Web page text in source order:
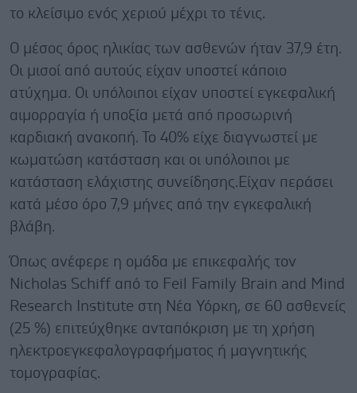
το κλείσιμο ενός χεριού μέχρι το τένις.
Ο μέσος όρος ηλικίας των ασθενών ήταν 37,9 έτη.
Οι μισοί από αυτούς είχαν υποστεί κάποιο
ατύχημα. Οι υπόλοιποι είχαν υποστεί εγκεφαλική
αιμορραγία ή υποξία μετά από προσωρινή
καρδιακή ανακοπή. Το 40% είχε διαγνωστεί με
κωματώση κατάσταση και οι υπόλοιποι με
κατάσταση ελάχιστης συνείδησης.Είχαν περάσει
κατά μέσο όρο 7,9 μήνες από την εγκεφαλική
βλάβη.
Όπως ανέφερε η ομάδα με επικεφαλής τον
Nicholas Schiff από το Feil Family Brain and Mind
Research Institute στη Νέα Υόρκη, σε 60 ασθενείς
(25 %) επιτεύχθηκε ανταπόκριση με τη χρήση
ηλεκτροεγκεφαλογραφήματος ή μαγνητικής
τομογραφίας.